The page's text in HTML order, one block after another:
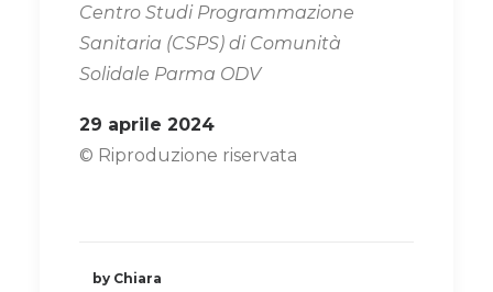
Centro Studi Programmazione
Sanitaria (CSPS) di Comunità
Solidale Parma ODV
29 aprile 2024
© Riproduzione riservata
by Chiara